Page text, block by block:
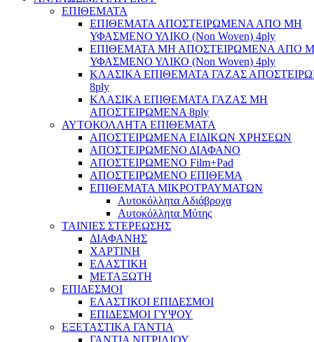
ΕΠΙΘΕΜΑΤΑ
ΕΠΙΘΕΜΑΤΑ ΑΠΟΣΤΕΙΡΩΜΕΝΑ ΑΠΟ ΜΗ
ΥΦΑΣΜΕΝΟ ΥΛΙΚΟ (Non Woven) 4ply
ΕΠΙΘΕΜΑΤΑ ΜΗ ΑΠΟΣΤΕΙΡΩΜΕΝΑ ΑΠΟ
ΥΦΑΣΜΕΝΟ ΥΛΙΚΟ (Non Woven) 4ply
ΚΛΑΣΙΚΑ ΕΠΙΘΕΜΑΤΑ ΓΑΖΑΣ
8ply
ΚΛΑΣΙΚΑ ΕΠΙΘΕΜΑΤΑ ΓΑΖΑΣ ΜΗ
ΑΠΟΣΤΕΙΡΩΜΕΝΑ 8ply
ΑΥΤΟΚΟΛΛΗΤΑ ΕΠΙΘΕΜΑΤΑ
ΑΠΟΣΤΕΙΡΩΜΕΝΑ ΕΙΔΙΚΩΝ ΧΡΗΣΕΩΝ
ΑΠΟΣΤΕΙΡΩΜΕΝΟ ΔΙΑΦΑΝΟ
ΑΠΟΣΤΕΙΡΩΜΕΝΟ Film+Pad
ΑΠΟΣΤΕΙΡΩΜΕΝΟ ΕΠΙΘΕΜΑ
ΕΠΙΘΕΜΑΤΑ ΜΙΚΡΟΤΡΑΥΜΑΤΩΝ
Αυτοκόλλητα Αδιάβροχα
Αυτοκόλλητα Μύτης
ΤΑΙΝΙΕΣ ΣΤΕΡΕΩΣΗΣ
ΔΙΑΦΑΝΗΣ
ΧΑΡΤΙΝΗ
ΕΛΑΣΤΙΚΗ
ΜΕΤΑΞΩΤΗ
ΕΠΙΔΕΣΜΟΙ
ΕΛΑΣΤΙΚΟΙ ΕΠΙΔΕΣΜΟΙ
ΕΠΙΔΕΣΜΟΙ ΓΥΨΟΥ
ΕΞΕΤΑΣΤΙΚΑ ΓΑΝΤΙΑ
ΓΑΝΤΙΑ ΝΙΤΡΙΛΙΟΥ